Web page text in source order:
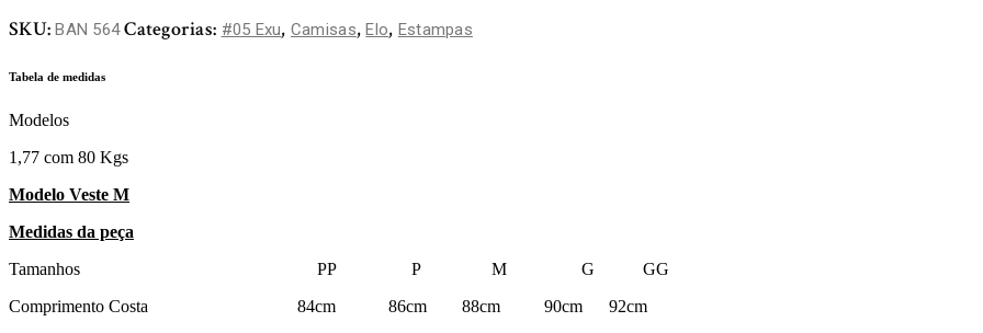
SKU:BAN 564 Categorias: #05 Exu, Camisas,Elo, Estampas
Tabela de medidas
Modelos
1,77 com 80 Kgs
Modelo Veste M
Medidas da peça
Tamanhos PP P M G GG
Comprimento Costa 84cm 86cm 88cm 90cm 92cm